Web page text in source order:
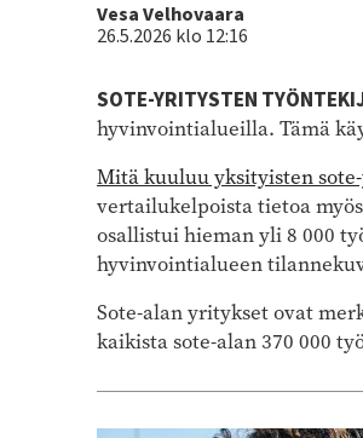
Kirjoittaja
Vesa Velhovaara
26.5.2026 klo 12:16
SOTE-YRITYSTEN
hyvinvointialueilla. Tämä
Mitä kuuluu yksityisten
vertailukelpoista tietoa
osallistui hieman yli 8 000
hyvinvointialueen
Sote-alan yritykset ovat
kaikista sote-alan 370 000